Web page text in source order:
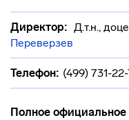
Директор: Д.т.н.,
Переверзев
Телефон: (499) 731-
Полное